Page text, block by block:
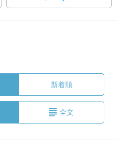
新着順
全文